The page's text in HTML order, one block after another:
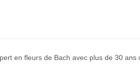
en fleurs de Bach avec plus de 30 ans